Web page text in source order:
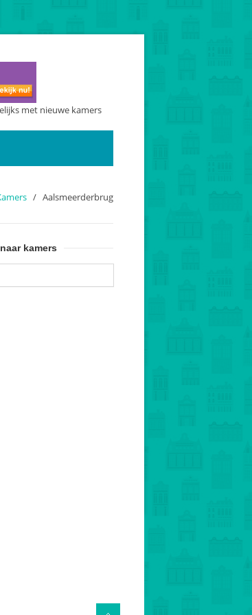
met nieuwe kamers
/ Aalsmeerderbrug
kamers